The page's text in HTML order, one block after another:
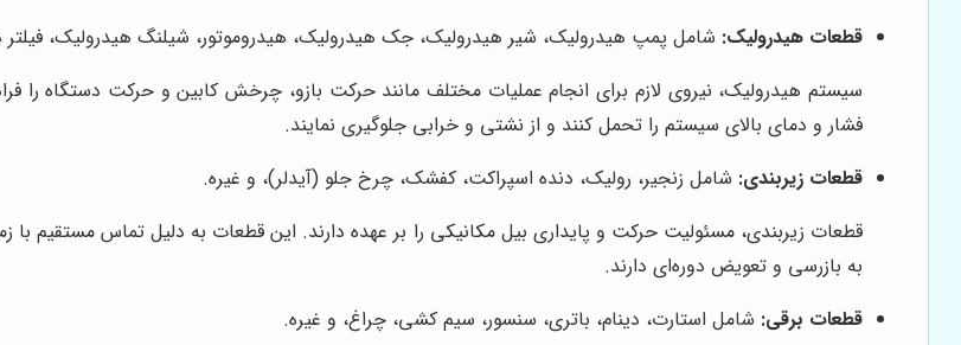
قطعات هیدرولیک: شامل پمپ هیدرولیک، شیر هیدرولیک، جک هیدرولیک، هیدروموتور، شیلنگ هیدرولیک، فیلتر
سیستم هیدرولیک، نیروی لازم برای انجام عملیات مختلف مانند حرکت بازو، چرخش کابین و حرکت دستگاه را
فشار و دمای بالای سیستم را تحمل کنند و از نشتی و خرابی جلوگیری نمایند.
قطعات زیربندی: شامل زنجیر، رولیک، دنده اسپراکت، کفشک، چرخ جلو (آیدلر)، و غیره.
قطعات زیربندی، مسئولیت حرکت و پایداری بیل مکانیکی را بر عهده دارند. این قطعات به دلیل تماس مستقیم
به بازرسی و تعویض دوره‌ای دارند.
قطعات برقی: شامل استارت، دینام، باتری، سنسور، سیم کشی، چراغ، و غیره.